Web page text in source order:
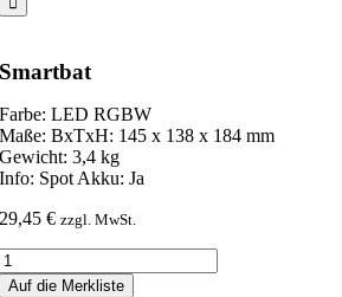
Smartbat
Farbe: LED RGBW
Maße: BxTxH: 145 x 138 x 184 mm
Gewicht: 3,4 kg
Info: Spot Akku: Ja
29,45€ zzgl. MwSt.
Auf die Merkliste